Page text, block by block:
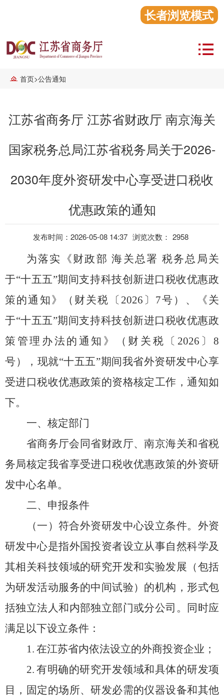
长者浏览模式
首页>公告通知
江苏省商务厅 江苏省财政厅 南京海关
国家税务总局江苏省税务局关于2026-
2030年度外资研发中心享受进口税收
优惠政策的通知
发布时间：2026-05-08 14:37 浏览次数： 2958
为落实《财政部 海关总署 税务总局关
于“十五五”期间支持科技创新进口税收优惠政
策的通知》（财关税〔 2026 〕 7号）、《关
于“十五五”期间支持科技创新进口税收优惠政
策管理办法的通知》（财关税〔 2026 〕 8
号）
， 现就“十五五”期间我省外资研发中心享
受进口税收优惠政策的资格核定工作，通知如
下。
一、 核定部门
省商务厅会同省财政厅、南京海关和省税
务局核定我省享受进口税收优惠政策的外资研
发中心名单。
二、申报条件
（一）符合外资研发中心设立条件。外资
研发中心是指外国投资者设立从事自然科学及
其相关科技领域的研究开发和实验发展（包括
为研发活动服务的中间试验）的机构，形式包
括独立法人和内部独立部门或分公司。同时应
满足以下设立条件：
1. 在江苏省内依法设立的外商投资企业；
2. 有明确的研究开发领域和具体的研发项
目，固定的场所、研发必需的仪器设备和其他